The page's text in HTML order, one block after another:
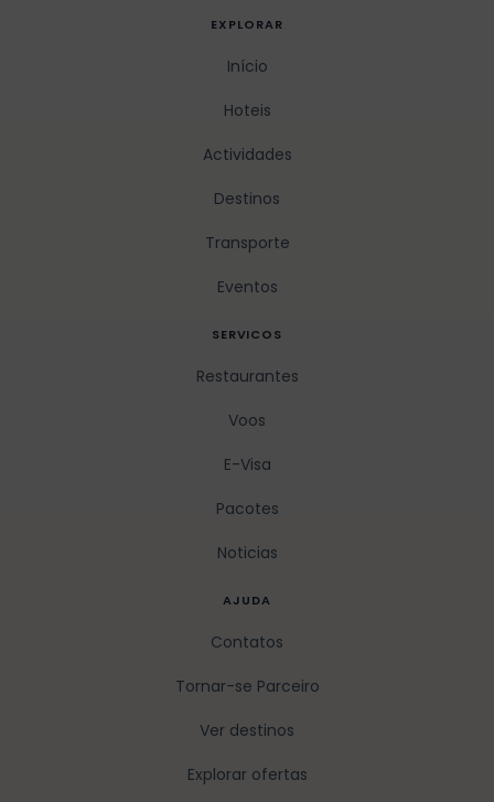
EXPLORAR
Início
Hoteis
Actividades
Destinos
Transporte
Eventos
SERVICOS
Restaurantes
Voos
E-Visa
Pacotes
Noticias
AJUDA
Contatos
Tornar-se Parceiro
Ver destinos
Explorar ofertas